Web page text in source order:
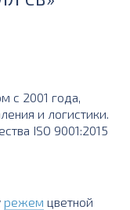
с 2001 года,
и логистики.
ISO 9001:2015
режем цветной